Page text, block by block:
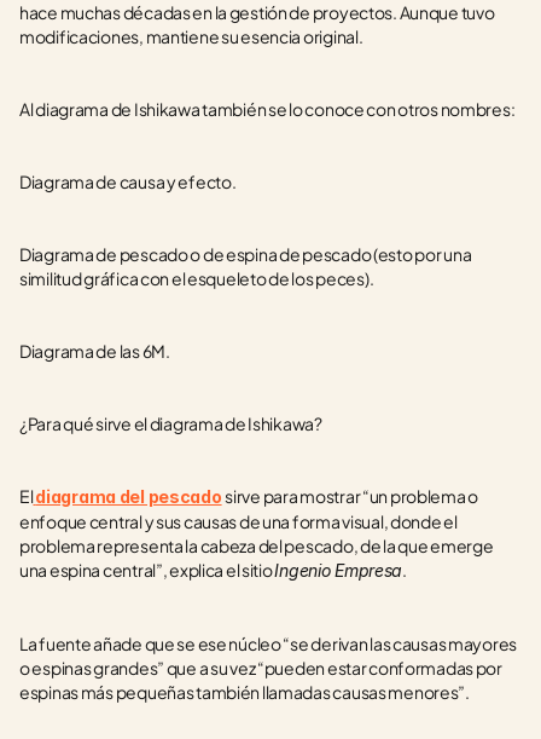
hace muchas décadas en la gestión de proyectos. Aunque tuvo
modificaciones, mantiene su esencia original.
Al diagrama de Ishikawa también se lo conoce con otros nombres:
Diagrama de causa y efecto.
Diagrama de pescado o de espina de pescado (esto por una
similitud gráfica con el esqueleto de los peces).
Diagrama de las 6M.
¿Para qué sirve el diagrama de Ishikawa?
Eldiagrama del pescadosirve para mostrar “un problema o
enfoque central y sus causas de una forma visual, donde el
problema representa la cabeza del pescado, de la que emerge
una espina central”, explica el sitio Ingenio Empresa.
La fuente añade que se ese núcleo “se derivan las causas mayores
o espinas grandes” que a su vez “pueden estar conformadas por
espinas más pequeñas también llamadas causas menores”.